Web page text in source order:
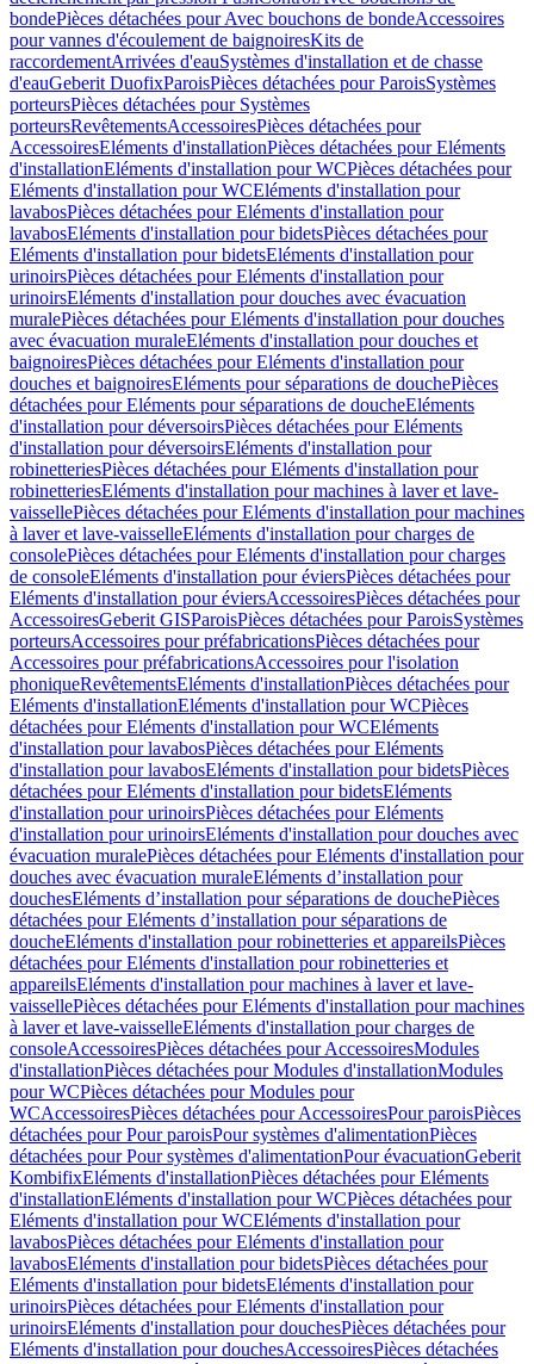
bondePièces détachées pour Avec bouchons de bondeAccessoires
pour vannes d'écoulement de baignoiresKits de
raccordementArrivées d'eauSystèmes d'installation et de chasse
d'eauGeberit DuofixParoisPièces détachées pour ParoisSystèmes
porteursPièces détachées pour Systèmes
porteursRevêtementsAccessoiresPièces détachées pour
AccessoiresEléments d'installationPièces détachées pour Eléments
d'installationEléments d'installation pour WCPièces détachées pour
Eléments d'installation pour WCEléments d'installation pour
lavabosPièces détachées pour Eléments d'installation pour
lavabosEléments d'installation pour bidetsPièces détachées pour
Eléments d'installation pour bidetsEléments d'installation pour
urinoirsPièces détachées pour Eléments d'installation pour
urinoirsEléments d'installation pour douches avec évacuation
muralePièces détachées pour Eléments d'installation pour douches
avec évacuation muraleEléments d'installation pour douches et
baignoiresPièces détachées pour Eléments d'installation pour
douches et baignoiresEléments pour séparations de douchePièces
détachées pour Eléments pour séparations de doucheEléments
d'installation pour déversoirsPièces détachées pour Eléments
d'installation pour déversoirsEléments d'installation pour
robinetteriesPièces détachées pour Eléments d'installation pour
robinetteriesEléments d'installation pour machines à laver et lave-
vaissellePièces détachées pour Eléments d'installation pour machines
à laver et lave-vaisselleEléments d'installation pour charges de
consolePièces détachées pour Eléments d'installation pour charges
de consoleEléments d'installation pour éviersPièces détachées pour
Eléments d'installation pour éviersAccessoiresPièces détachées pour
AccessoiresGeberit GISParoisPièces détachées pour ParoisSystèmes
porteursAccessoires pour préfabricationsPièces détachées pour
Accessoires pour préfabricationsAccessoires pour l'isolation
phoniqueRevêtementsEléments d'installationPièces détachées pour
Eléments d'installationEléments d'installation pour WCPièces
détachées pour Eléments d'installation pour WCEléments
d'installation pour lavabosPièces détachées pour Eléments
d'installation pour lavabosEléments d'installation pour bidetsPièces
détachées pour Eléments d'installation pour bidetsEléments
d'installation pour urinoirsPièces détachées pour Eléments
d'installation pour urinoirsEléments d'installation pour douches avec
évacuation muralePièces détachées pour Eléments d'installation pour
douches avec évacuation muraleEléments d’installation pour
douchesEléments d’installation pour séparations de douchePièces
détachées pour Eléments d’installation pour séparations de
doucheEléments d'installation pour robinetteries et appareilsPièces
détachées pour Eléments d'installation pour robinetteries et
appareilsEléments d'installation pour machines à laver et lave-
vaissellePièces détachées pour Eléments d'installation pour machines
à laver et lave-vaisselleEléments d'installation pour charges de
consoleAccessoiresPièces détachées pour AccessoiresModules
d'installationPièces détachées pour Modules d'installationModules
pour WCPièces détachées pour Modules pour
WCAccessoiresPièces détachées pour AccessoiresPour paroisPièces
détachées pour Pour paroisPour systèmes d'alimentationPièces
détachées pour Pour systèmes d'alimentationPour évacuationGeberit
KombifixEléments d'installationPièces détachées pour Eléments
d'installationEléments d'installation pour WCPièces détachées pour
Eléments d'installation pour WCEléments d'installation pour
lavabosPièces détachées pour Eléments d'installation pour
lavabosEléments d'installation pour bidetsPièces détachées pour
Eléments d'installation pour bidetsEléments d'installation pour
urinoirsPièces détachées pour Eléments d'installation pour
urinoirsEléments d'installation pour douchesPièces détachées pour
Eléments d'installation pour douchesAccessoiresPièces détachées